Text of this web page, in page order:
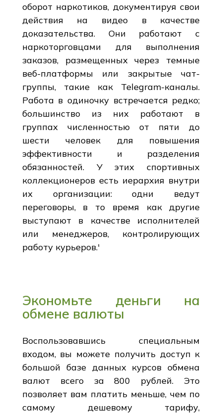
оборот наркотиков, документируя свои
действия на видео в качестве
доказательства. Они работают с
наркоторговцами для выполнения
заказов, размещенных через темные
веб-платформы или закрытые чат-
группы, такие как Telegram-каналы.
Работа в одиночку встречается редко;
большинство из них работают в
группах численностью от пяти до
шести человек для повышения
эффективности и разделения
обязанностей. У этих спортивных
коллекционеров есть иерархия внутри
их организации: одни ведут
переговоры, в то время как другие
выступают в качестве исполнителей
или менеджеров, контролирующих
работу курьеров.'
Экономьте деньги на
обмене валюты
Воспользовавшись специальным
входом, вы можете получить доступ к
большой базе данных курсов обмена
валют всего за 800 рублей. Это
позволяет вам платить меньше, чем по
самому дешевому тарифу,